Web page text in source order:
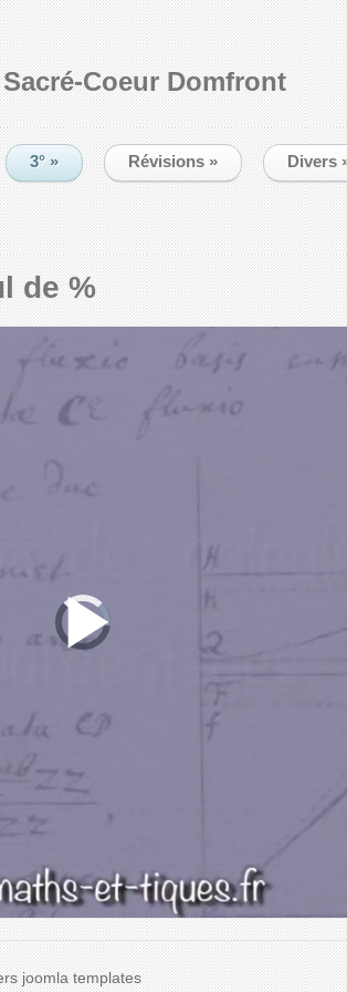
Coeur Domfront
3° » Révisions » Divers
de %
joomla templates